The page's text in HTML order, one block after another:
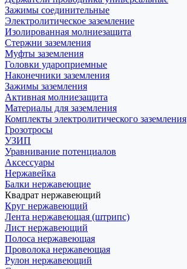
Зажимы соединительные
Электролитическое заземление
Изолированная молниезащита
Стержни заземления
Муфты заземления
Головки удароприемные
Наконечники заземления
Зажимы заземления
Активная молниезащита
Материалы для заземления
Комплекты электролитического заземления
Грозотросы
УЗИП
Уравнивание потенциалов
Аксессуары
Нержавейка
Балки нержавеющие
Квадрат нержавеющий
Круг нержавеющий
Лента нержавеющая (штрипс)
Лист нержавеющий
Полоса нержавеющая
Проволока нержавеющая
Рулон нержавеющий